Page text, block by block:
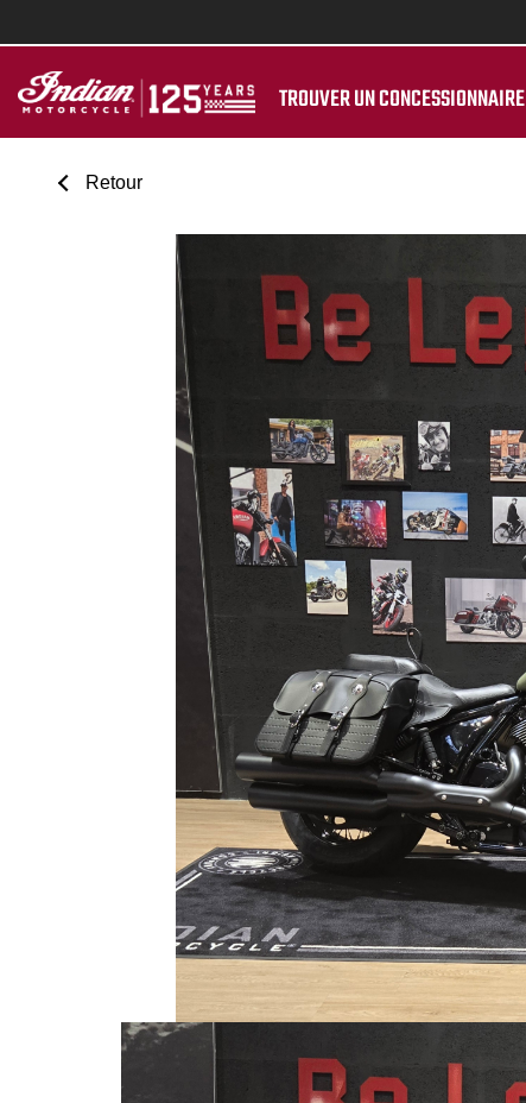
TROUVER UN CONCESSIONNAIRE
Retour